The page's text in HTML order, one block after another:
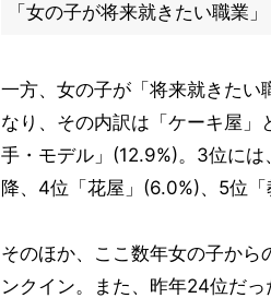
「女の子が将来就きたい職業」
一方、女の子が「将来就きたい
なり、その内訳は「ケーキ屋
手・モデル」(12.9%)。3位に
降、4位「花屋」(6.0%)、5位「
そのほか、ここ数年女の子か
ンクイン。また、昨年24位だっ